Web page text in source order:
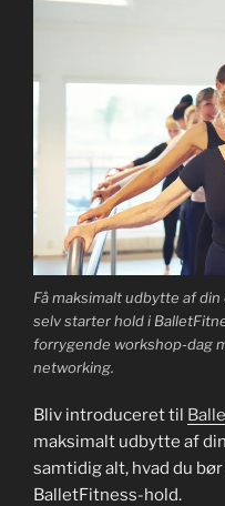
Få maksimalt udbytte af
selv starter hold i
forrygende workshop-dag
networking.
Bliv introduceret til
maksimalt udbytte af
samtidig alt, hvad du
BalletFitness-hold.